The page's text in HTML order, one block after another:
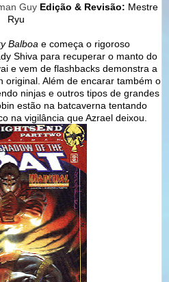
Guy Edição & Revisão: Mestre
Ryu
Balboa e começa o rigoroso
Shiva para recuperar o manto do
e vem de flashbacks demonstra a
original. Além de encarar também o
ninjas e outros tipos de grandes
estão na batcaverna tentando
na vigilância que Azrael deixou.